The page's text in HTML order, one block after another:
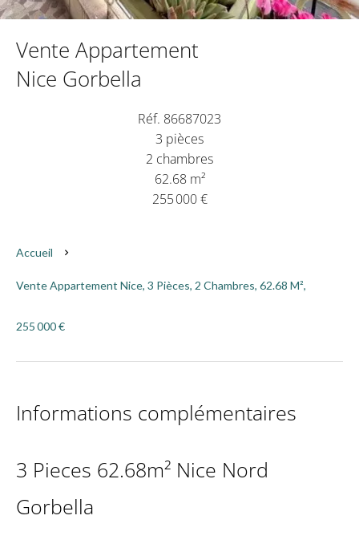
Vente Appartement
Nice Gorbella
Réf. 86687023
3 pièces
2 chambres
62.68 m²
255 000 €
Accueil
Vente Appartement Nice, 3 Pièces, 2 Chambres, 62.68 M²,
255 000 €
Informations complémentaires
3 Pieces 62.68m² Nice Nord
Gorbella